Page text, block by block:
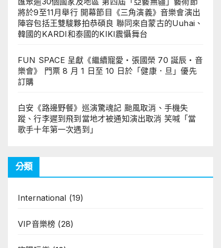
將於9至11月舉行 開幕節目《三角演義》音樂會演出
陣容包括王雙駿夥拍恭碩良 聯同來自蒙古的Uuhai、
韓國的KARDI和泰國的KIKI震懾舞台
FUN SPACE 呈獻《繼續寵愛・張國榮 70 誕辰・音
樂會》 門票 8 月 1 日至 10 日於「健康．旦」優先
訂購
白安《路邊野餐》巡演驚魂記 颱風取消、手機失
蹤、行李遲到飛到當地才被通知演出取消 笑喊「當
歌手十年第一次遇到」
分類
International (19)
VIP音樂榜 (28)